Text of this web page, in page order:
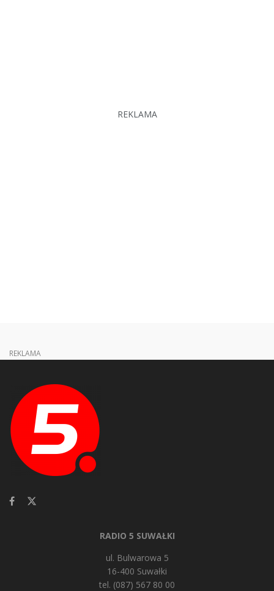
REKLAMA
REKLAMA
RADIO 5 SUWAŁKI
ul. Bulwarowa 5
16-400 Suwałki
tel. (087) 567 80 00